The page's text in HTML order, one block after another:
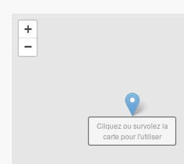
+
−
Cliquez ou survolez la
carte pour l'utiliser